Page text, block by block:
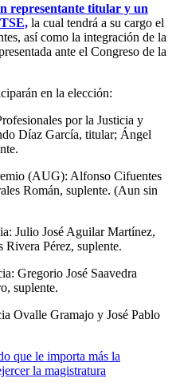
representante titular y un
la cual tendrá a su cargo el
así como la integración de la
ante el Congreso de la
en la elección:
por la Justicia y
Díaz García, titular; Ángel
(AUG): Alfonso Cifuentes
Román, suplente. (Aun sin
Julio José Aguilar Martínez,
Pérez, suplente.
Gregorio José Saavedra
suplente.
Ovalle Gramajo y José Pablo
que le importa más la
la magistratura